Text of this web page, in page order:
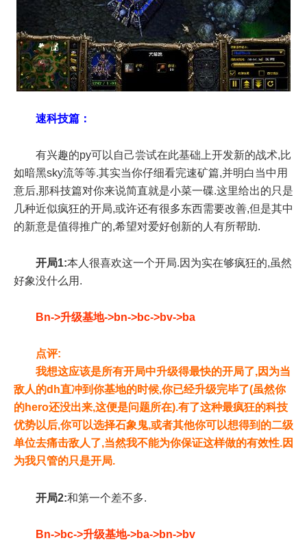
速科技篇：
有兴趣的py可以自己尝试在此基础上开发新的战术,比
如暗黑sky流等等.其实当你仔细看完速矿篇,并明白当中用
意后,那科技篇对你来说简直就是小菜一碟.这里给出的只是
几种近似疯狂的开局,或许还有很多东西需要改善,但是其中
的新意是值得推广的,希望对爱好创新的人有所帮助.
开局1:本人很喜欢这一个开局.因为实在够疯狂的,虽然
好象没什么用.
Bn->升级基地->bn->bc->bv->ba
点评:
我想这应该是所有开局中升级得最快的开局了,因为当
敌人的dh直冲到你基地的时候,你已经升级完毕了(虽然你
的hero还没出来,这便是问题所在).有了这种最疯狂的科技
优势以后,你可以选择石象鬼,或者其他你可以想得到的二级
单位去痛击敌人了,当然我不能为你保证这样做的有效性.因
为我只管的只是开局.
开局2:和第一个差不多.
Bn->bc->升级基地->ba->bn->bv